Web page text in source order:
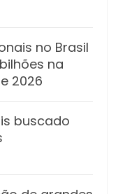
no Brasil
na
2026
buscado